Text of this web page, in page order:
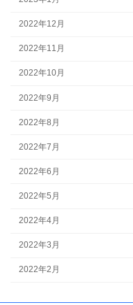
2022年12月
2022年11月
2022年10月
2022年9月
2022年8月
2022年7月
2022年6月
2022年5月
2022年4月
2022年3月
2022年2月